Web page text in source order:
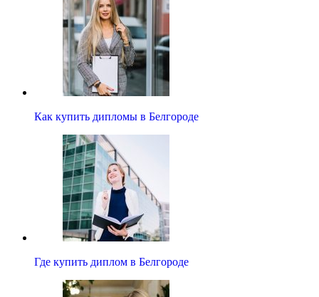
Как купить дипломы в Белгороде
Где купить диплом в Белгороде